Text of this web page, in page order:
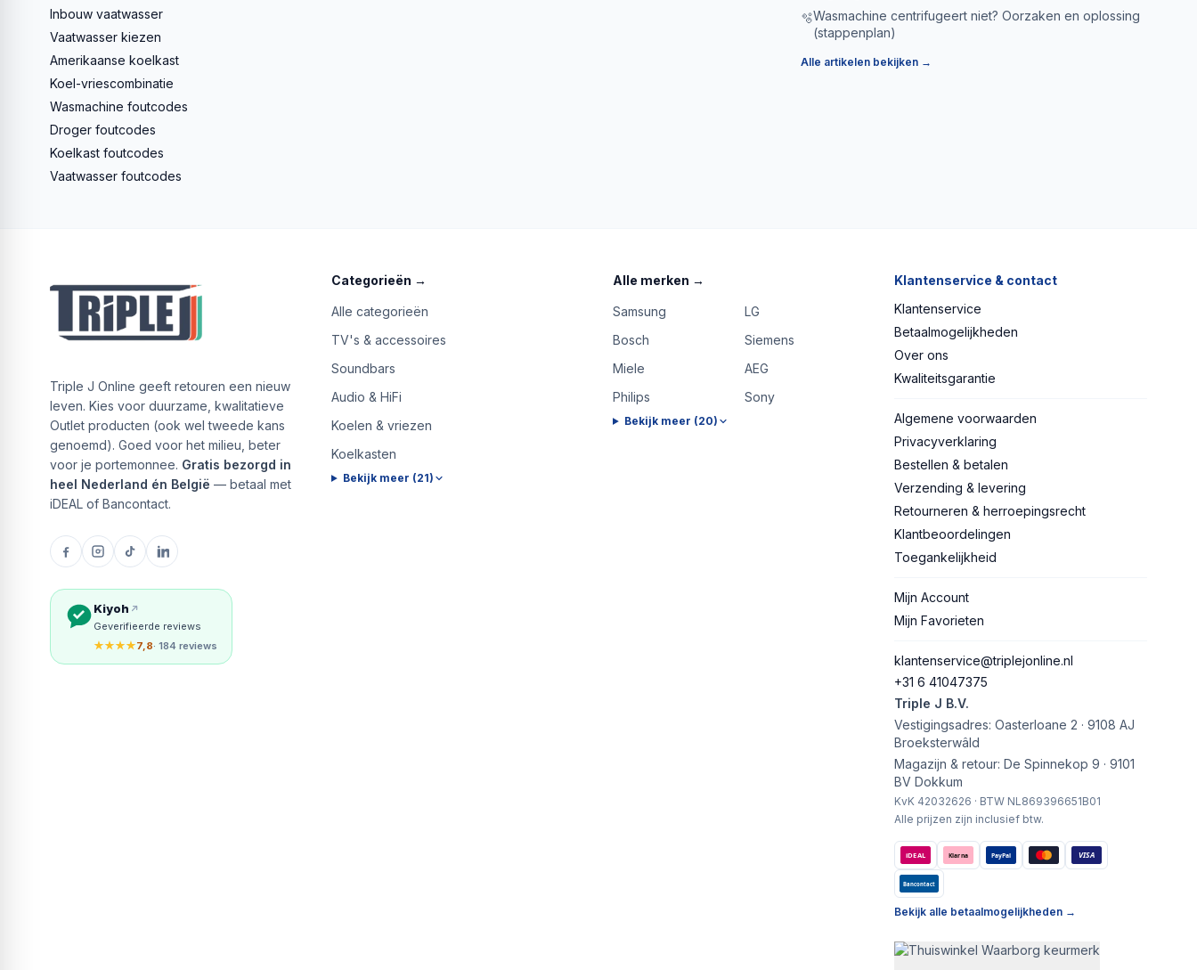
Inbouw vaatwasser
Vaatwasser kiezen
Amerikaanse koelkast
Koel-vriescombinatie
Wasmachine foutcodes
Droger foutcodes
Koelkast foutcodes
Vaatwasser foutcodes
🫧Wasmachine centrifugeert niet? Oorzaken en oplossing
(stappenplan)
Alle artikelen bekijken →
Triple J Online geeft retouren een nieuw
leven. Kies voor duurzame, kwalitatieve
Outlet producten (ook wel tweede kans
genoemd). Goed voor het milieu, beter
voor je portemonnee. Gratis bezorgd in
heel Nederland én België — betaal met
iDEAL of Bancontact.
Kiyoh
Geverifieerde reviews
★★★★7,8· 184 reviews
Categorieën →
Alle categorieën
TV's & accessoires
Soundbars
Audio & HiFi
Koelen & vriezen
Koelkasten
Bekijk meer (21)
Alle merken →
Samsung
LG
Bosch
Siemens
Miele
AEG
Philips
Sony
Bekijk meer (20)
Klantenservice & contact
Klantenservice
Betaalmogelijkheden
Over ons
Kwaliteitsgarantie
Algemene voorwaarden
Privacyverklaring
Bestellen & betalen
Verzending & levering
Retourneren & herroepingsrecht
Klantbeoordelingen
Toegankelijkheid
Mijn Account
Mijn Favorieten
klantenservice@triplejonline.nl
+31 6 41047375
Triple J B.V.
Vestigingsadres: Oasterloane 2 · 9108 AJ
Broeksterwâld
Magazijn & retour: De Spinnekop 9 · 9101
BV Dokkum
KvK 42032626 · BTW NL869396651B01
Alle prijzen zijn inclusief btw.
iDEAL Klarna PayPal VISA
Bancontact
Bekijk alle betaalmogelijkheden →